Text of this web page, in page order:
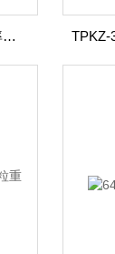
DST系列Star Oddi可植入动物心率体温记录仪